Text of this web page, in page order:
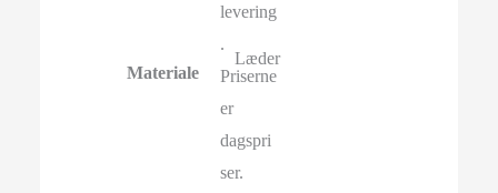
Materiale
Læder
levering
.
Priserne
er
dagspri
ser.